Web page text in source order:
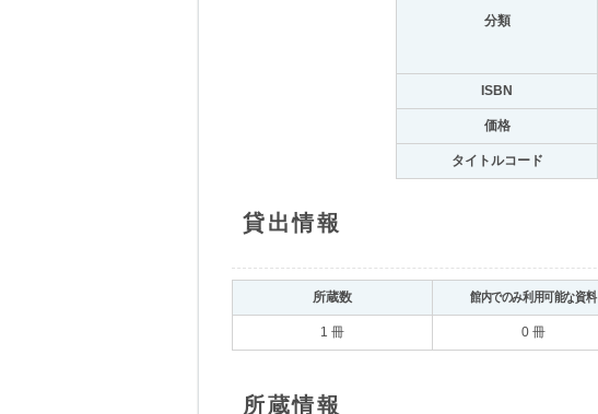
分類
ISBN
価格
タイトルコード
貸出情報
所蔵数 館内でのみ利用可能な資料
1 冊 0 冊
所蔵情報